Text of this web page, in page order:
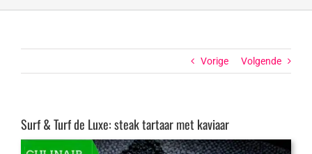
Vorige Volgende
Surf & Turf de Luxe: steak tartaar met kaviaar